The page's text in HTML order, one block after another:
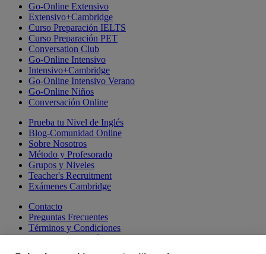
Go-Online Extensivo
Extensivo+Cambridge
Curso Preparación IELTS
Curso Preparación PET
Conversation Club
Go-Online Intensivo
Intensivo+Cambridge
Go-Online Intensivo Verano
Go-Online Niños
Conversación Online
Prueba tu Nivel de Inglés
Blog-Comunidad Online
Sobre Nosotros
Método y Profesorado
Grupos y Niveles
Teacher's Recruitment
Exámenes Cambridge
Contacto
Preguntas Frecuentes
Términos y Condiciones
Aviso Legal y Política de Privacidad